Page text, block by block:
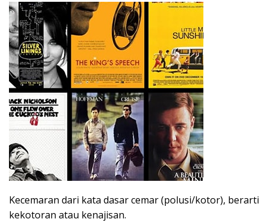
Kecemaran dari kata dasar cemar (polusi/kotor), berarti
kekotoran atau kenajisan.